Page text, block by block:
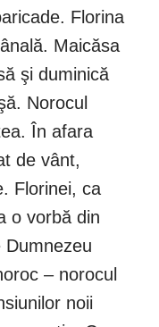
Florina
Maicăsa
şi duminică
Norocul
În afara
de vânt,
Florinei, ca
o vorbă din
Dumnezeu
– norocul
noii